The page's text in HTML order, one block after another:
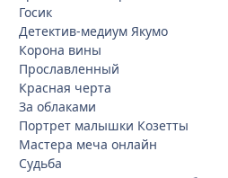
Госик
Детектив-медиум Якумо
Корона вины
Прославленный
Красная черта
За облаками
Портрет малышки Козетты
Мастера меча онлайн
Судьба